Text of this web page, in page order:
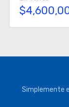
Simplemente